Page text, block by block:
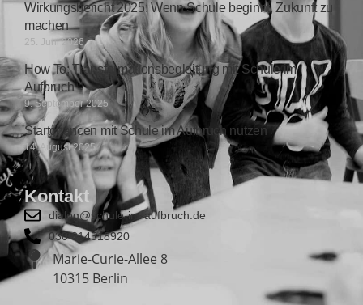
Wirkungsbericht 2025: Wenn Schule beginnt, Zukunft zu
machen
25. Juni 2026
How To: Transformationsbegleitung mit Schule im
Aufbruch
9. September 2025
Startchancen mit Schule im Aufbruch nutzen
14. August 2025
Kontakt
dialog@schule-im-aufbruch.de
030 814518920
Marie-Curie-Allee 8
10315 Berlin